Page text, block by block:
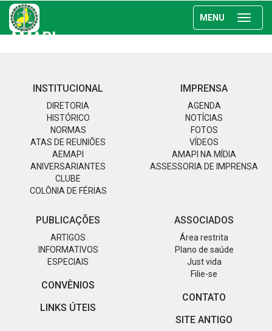
MENU
AMAPI
INSTITUCIONAL
DIRETORIA
HISTÓRICO
NORMAS
ATAS DE REUNIÕES
AEMAPI
ANIVERSARIANTES
CLUBE
COLÔNIA DE FÉRIAS
IMPRENSA
AGENDA
NOTÍCIAS
FOTOS
VÍDEOS
AMAPI NA MÍDIA
ASSESSORIA DE IMPRENSA
PUBLICAÇÕES
ARTIGOS
INFORMATIVOS
ESPECIAIS
CONVÊNIOS
LINKS ÚTEIS
ASSOCIADOS
Área restrita
Plano de saúde
Just vida
Filie-se
CONTATO
SITE ANTIGO